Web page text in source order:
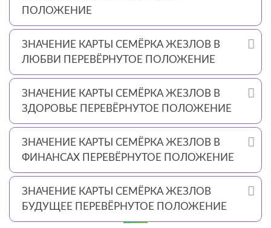
ПОЛОЖЕНИЕ
ЗНАЧЕНИЕ КАРТЫ СЕМЁРКА ЖЕЗЛОВ В
ЛЮБВИ ПЕРЕВЁРНУТОЕ ПОЛОЖЕНИЕ
ЗНАЧЕНИЕ КАРТЫ СЕМЁРКА ЖЕЗЛОВ В
ЗДОРОВЬЕ ПЕРЕВЁРНУТОЕ ПОЛОЖЕНИЕ
ЗНАЧЕНИЕ КАРТЫ СЕМЁРКА ЖЕЗЛОВ В
ФИНАНСАХ ПЕРЕВЁРНУТОЕ ПОЛОЖЕНИЕ
ЗНАЧЕНИЕ КАРТЫ СЕМЁРКА ЖЕЗЛОВ
БУДУЩЕЕ ПЕРЕВЁРНУТОЕ ПОЛОЖЕНИЕ